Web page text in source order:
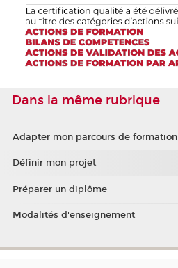
Dans la même rubrique
Adapter mon parcours de formation
Définir mon projet
Préparer un diplôme
Modalités d'enseignement